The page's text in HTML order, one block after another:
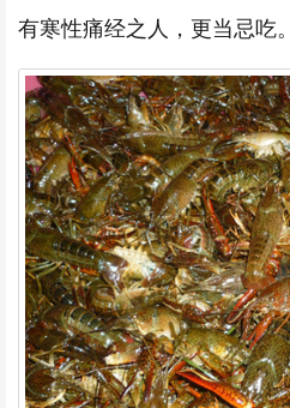
有寒性痛经之人，更当忌吃。